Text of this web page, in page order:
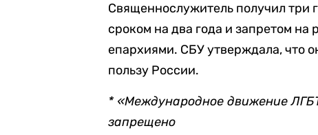
Священнослужитель получил три
сроком на два года и запретом
епархиями. СБУ утверждала, что
пользу России.
* «Международное движение
запрещено